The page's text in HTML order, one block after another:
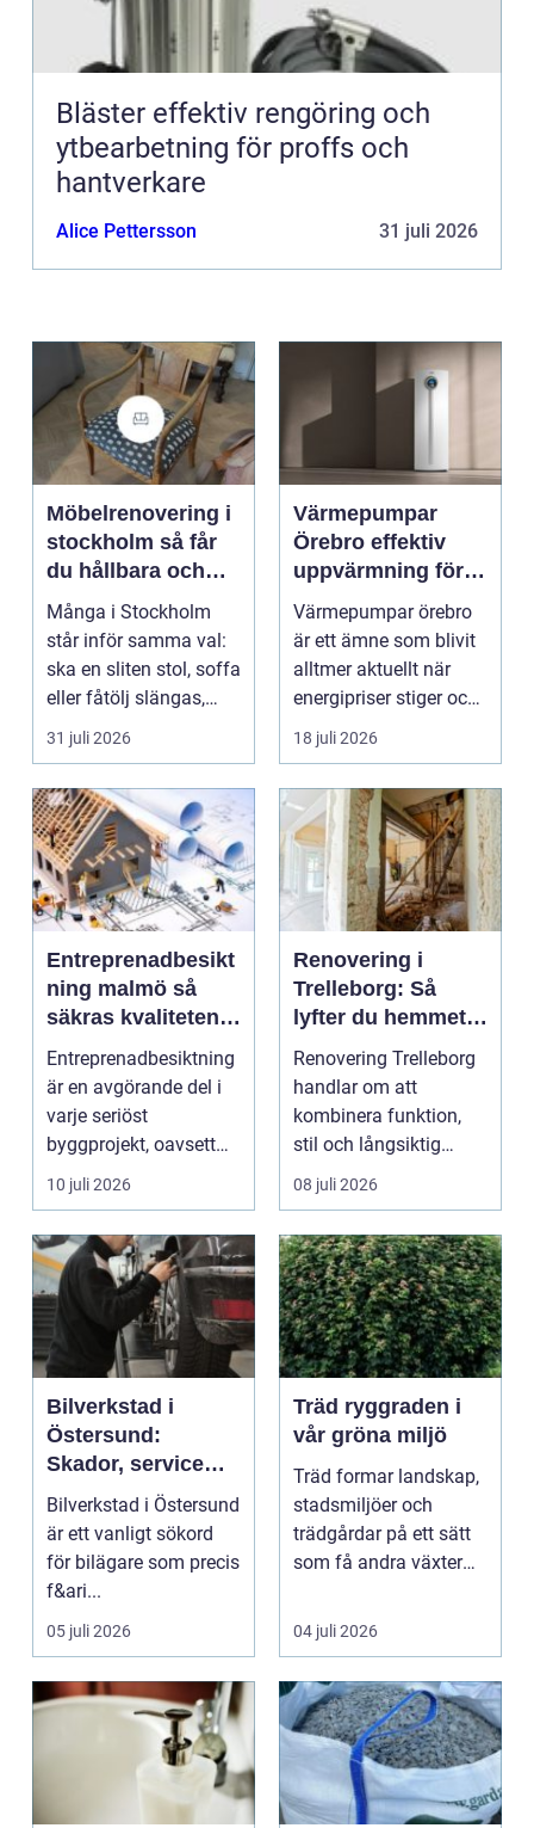
Bläster effektiv rengöring och
ytbearbetning för proffs och
hantverkare
Alice Pettersson 31 juli 2026
Möbelrenovering i
stockholm så får
du hållbara och
vackra möbler
Många i Stockholm
står inför samma val:
ska en sliten stol, soffa
eller fåtölj slängas,
säljas billi...
31 juli 2026
Värmepumpar
Örebro effektiv
uppvärmning för
hus och
fastigheter
Värmepumpar örebro
är ett ämne som blivit
alltmer aktuellt när
energipriser stiger och
fler vill sän...
18 juli 2026
Entreprenadbesikt
ning malmö så
säkras kvaliteten i
byggprojekt
Entreprenadbesiktning
är en avgörande del i
varje seriöst
byggprojekt, oavsett
om det handlar om en
10 juli 2026
Renovering i
Trelleborg: Så
lyfter du hemmet
på ett smart sätt
Renovering Trelleborg
handlar om att
kombinera funktion,
stil och långsiktig
ekonomi i samma p...
08 juli 2026
Bilverkstad i
Östersund:
Skador, service
och smarta val för
din bil
Bilverkstad i Östersund
är ett vanligt sökord
för bilägare som precis
f&ari...
05 juli 2026
Träd ryggraden i
vår gröna miljö
Träd formar landskap,
stadsmiljöer och
trädgårdar på ett sätt
som få andra växter
04 juli 2026